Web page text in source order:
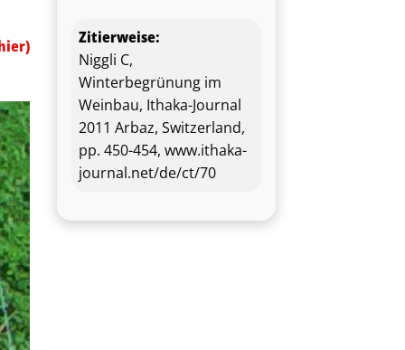
Zitierweise:
Niggli C,
Winterbegrünung im
Weinbau, Ithaka-Journal
2011 Arbaz, Switzerland,
pp. 450-454, www.ithaka-
journal.net/de/ct/70